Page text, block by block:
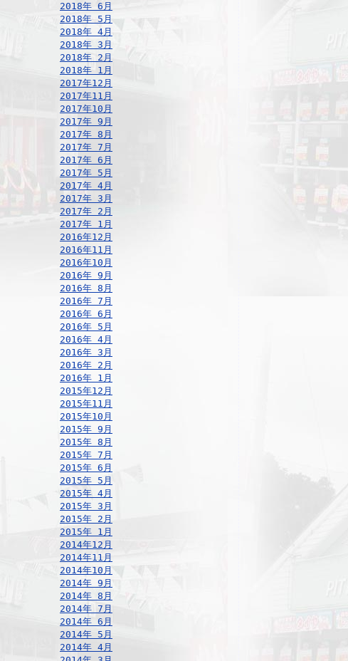
2018年 6月
2018年 5月
2018年 4月
2018年 3月
2018年 2月
2018年 1月
2017年12月
2017年11月
2017年10月
2017年 9月
2017年 8月
2017年 7月
2017年 6月
2017年 5月
2017年 4月
2017年 3月
2017年 2月
2017年 1月
2016年12月
2016年11月
2016年10月
2016年 9月
2016年 8月
2016年 7月
2016年 6月
2016年 5月
2016年 4月
2016年 3月
2016年 2月
2016年 1月
2015年12月
2015年11月
2015年10月
2015年 9月
2015年 8月
2015年 7月
2015年 6月
2015年 5月
2015年 4月
2015年 3月
2015年 2月
2015年 1月
2014年12月
2014年11月
2014年10月
2014年 9月
2014年 8月
2014年 7月
2014年 6月
2014年 5月
2014年 4月